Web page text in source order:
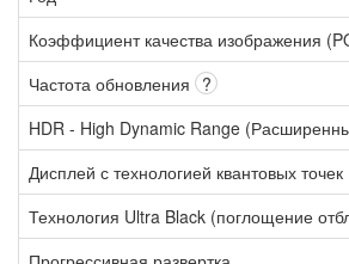
Коэффициент качества изображения
Частота обновления ?
HDR - High Dynamic Range
Дисплей с технологией квантовых точек
Технология Ultra Black (поглощение